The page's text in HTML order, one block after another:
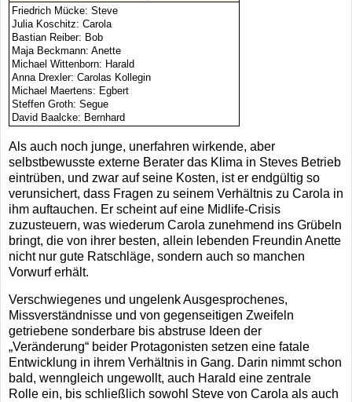
Friedrich Mücke: Steve
Julia Koschitz: Carola
Bastian Reiber: Bob
Maja Beckmann: Anette
Michael Wittenborn: Harald
Anna Drexler: Carolas Kollegin
Michael Maertens: Egbert
Steffen Groth: Segue
David Baalcke: Bernhard
Als auch noch junge, unerfahren wirkende, aber
selbstbewusste externe Berater das Klima in Steves Betrieb
eintrüben, und zwar auf seine Kosten, ist er endgültig so
verunsichert, dass Fragen zu seinem Verhältnis zu Carola in
ihm auftauchen. Er scheint auf eine Midlife-Crisis
zuzusteuern, was wiederum Carola zunehmend ins Grübeln
bringt, die von ihrer besten, allein lebenden Freundin Anette
nicht nur gute Ratschläge, sondern auch so manchen
Vorwurf erhält.
Verschwiegenes und ungelenk Ausgesprochenes,
Missverständnisse und von gegenseitigen Zweifeln
getriebene sonderbare bis abstruse Ideen der
„Veränderung“ beider Protagonisten setzen eine fatale
Entwicklung in ihrem Verhältnis in Gang. Darin nimmt schon
bald, wenngleich ungewollt, auch Harald eine zentrale
Rolle ein, bis schließlich sowohl Steve von Carola als auch